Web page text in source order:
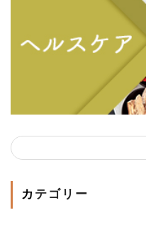
カテゴリー